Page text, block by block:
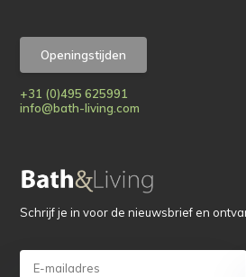
Openingstijden
+31 (0)495 625991
info@bath-living.com
Schrijf je in voor de nieuwsbrief en